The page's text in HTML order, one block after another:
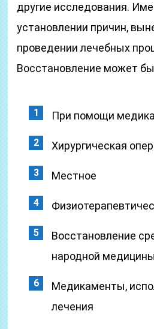
другие исследования.
установлении причин,
проведении лечебных
Восстановление может
При помощи
Хирургическая
Местное
Восстановление
народной медицины
Медикаменты,
лечения